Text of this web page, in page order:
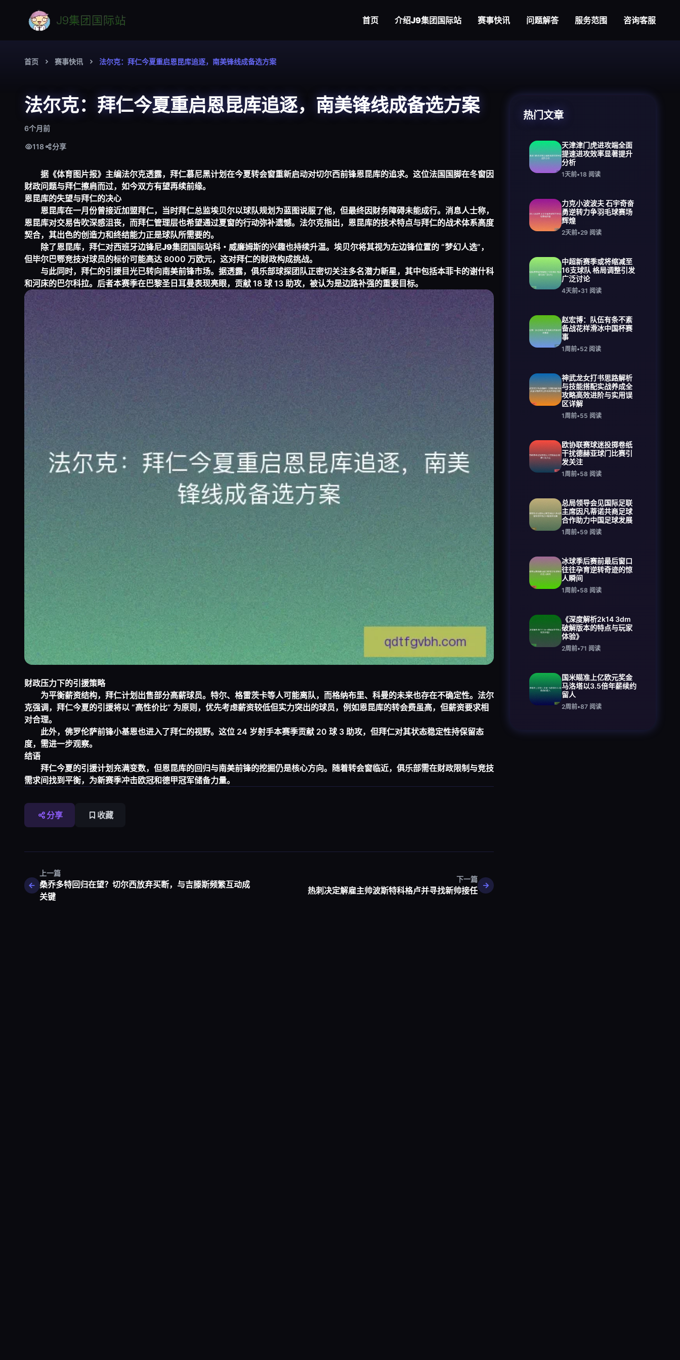
首页 介绍J9集团国际站 赛事快讯 问题解答 服务范围 咨询客服
首页 赛事快讯 法尔克：拜仁今夏重启恩昆库追逐，南美锋线成备选方案
法尔克：拜仁今夏重启恩昆库追逐，南美锋线成备选方案
6个月前
118 分享
据《体育图片报》主编法尔克透露，拜仁慕尼黑计划在今夏转会窗重新启动对切尔西前锋恩昆库的追求。这位法国国脚在冬窗因
财政问题与拜仁擦肩而过，如今双方有望再续前缘。
恩昆库的失望与拜仁的决心
恩昆库在一月份曾接近加盟拜仁，当时拜仁总监埃贝尔以球队规划为蓝图说服了他，但最终因财务障碍未能成行。消息人士称，
恩昆库对交易告吹深感沮丧，而拜仁管理层也希望通过夏窗的行动弥补遗憾。法尔克指出，恩昆库的技术特点与拜仁的战术体系高度
契合，其出色的创造力和终结能力正是球队所需要的。
除了恩昆库，拜仁对西班牙边锋尼J9集团国际站科・威廉姆斯的兴趣也持续升温。埃贝尔将其视为左边锋位置的 “梦幻人选”，
但毕尔巴鄂竞技对球员的标价可能高达 8000 万欧元，这对拜仁的财政构成挑战。
与此同时，拜仁的引援目光已转向南美前锋市场。据透露，俱乐部球探团队正密切关注多名潜力新星，其中包括本菲卡的谢什科
和河床的巴尔科拉。后者本赛季在巴黎圣日耳曼表现亮眼，贡献 18 球 13 助攻，被认为是边路补强的重要目标。
财政压力下的引援策略
为平衡薪资结构，拜仁计划出售部分高薪球员。特尔、格雷茨卡等人可能离队，而格纳布里、科曼的未来也存在不确定性。法尔
克强调，拜仁今夏的引援将以 “高性价比” 为原则，优先考虑薪资较低但实力突出的球员，例如恩昆库的转会费虽高，但薪资要求相
对合理。
此外，佛罗伦萨前锋小基恩也进入了拜仁的视野。这位 24 岁射手本赛季贡献 20 球 3 助攻，但拜仁对其状态稳定性持保留态
度，需进一步观察。
结语
拜仁今夏的引援计划充满变数，但恩昆库的回归与南美前锋的挖掘仍是核心方向。随着转会窗临近，俱乐部需在财政限制与竞技
需求间找到平衡，为新赛季冲击欧冠和德甲冠军储备力量。
分享 收藏
上一篇
桑乔多特回归在望？切尔西放弃买断，与吉滕斯频繁互动成
关键
下一篇
热刺决定解雇主帅波斯特科格卢并寻找新帅接任
热门文章
天津津门虎进攻端全面
提速进攻效率显著提升
分析
1天前•18 阅读
力克小波波夫 石宇奇奋
勇逆转力争羽毛球赛场
辉煌
2天前•29 阅读
中超新赛季或将缩减至
16支球队 格局调整引发
广泛讨论
4天前•31 阅读
赵宏博：队伍有条不紊
备战花样滑冰中国杯赛
事
1周前•52 阅读
神武龙女打书思路解析
与技能搭配实战养成全
攻略高效进阶与实用误
区详解
1周前•55 阅读
欧协联赛球迷投掷卷纸
干扰德赫亚球门比赛引
发关注
1周前•58 阅读
总局领导会见国际足联
主席因凡蒂诺共商足球
合作助力中国足球发展
1周前•59 阅读
冰球季后赛前最后窗口
往往孕育逆转奇迹的惊
人瞬间
1周前•58 阅读
《深度解析2k14 3dm
破解版本的特点与玩家
体验》
2周前•71 阅读
国米瞄准上亿欧元奖金
马洛塔以3.5倍年薪续约
留人
2周前•87 阅读